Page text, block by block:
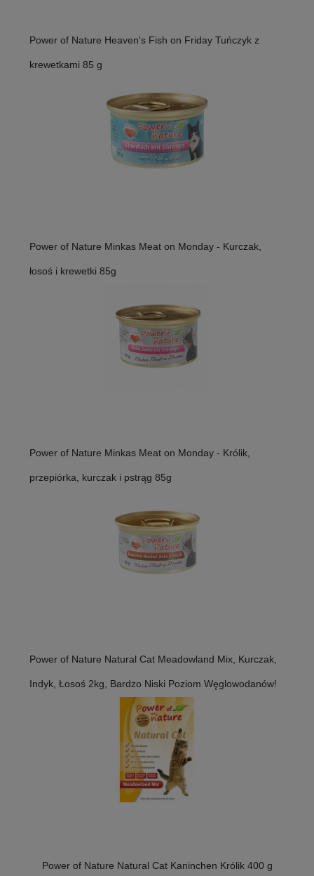
Power of Nature Heaven's Fish on Friday Tuńczyk z
krewetkami 85 g
Power of Nature Minkas Meat on Monday - Kurczak,
łosoś i krewetki 85g
Power of Nature Minkas Meat on Monday - Królik,
przepiórka, kurczak i pstrąg 85g
Power of Nature Natural Cat Meadowland Mix, Kurczak,
Indyk, Łosoś 2kg, Bardzo Niski Poziom Węglowodanów!
Power of Nature Natural Cat Kaninchen Królik 400 g